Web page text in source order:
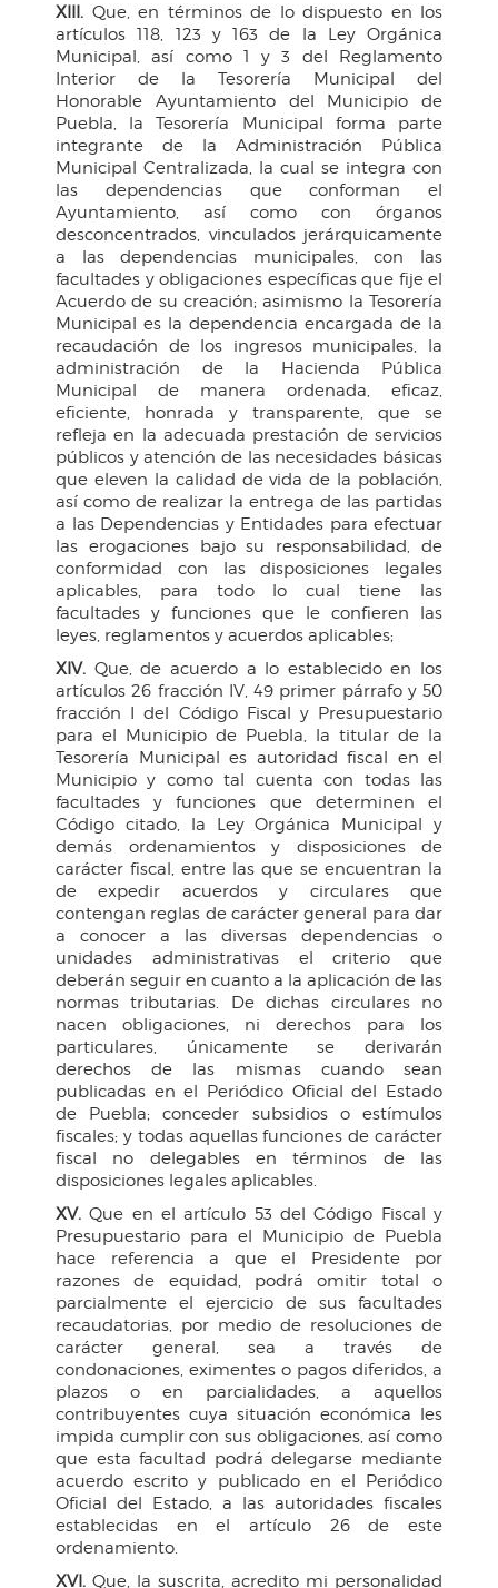
XIII. Que, en términos de lo dispuesto en los
artículos 118, 123 y 163 de la Ley Orgánica
Municipal, así como 1 y 3 del Reglamento
Interior de la Tesorería Municipal del
Honorable Ayuntamiento del Municipio de
Puebla, la Tesorería Municipal forma parte
integrante de la Administración Pública
Municipal Centralizada, la cual se integra con
las dependencias que conforman el
Ayuntamiento, así como con órganos
desconcentrados, vinculados jerárquicamente
a las dependencias municipales, con las
facultades y obligaciones específicas que fije el
Acuerdo de su creación; asimismo la Tesorería
Municipal es la dependencia encargada de la
recaudación de los ingresos municipales, la
administración de la Hacienda Pública
Municipal de manera ordenada, eficaz,
eficiente, honrada y transparente, que se
refleja en la adecuada prestación de servicios
públicos y atención de las necesidades básicas
que eleven la calidad de vida de la población,
así como de realizar la entrega de las partidas
a las Dependencias y Entidades para efectuar
las erogaciones bajo su responsabilidad, de
conformidad con las disposiciones legales
aplicables, para todo lo cual tiene las
facultades y funciones que le confieren las
leyes, reglamentos y acuerdos aplicables;
XIV. Que, de acuerdo a lo establecido en los
artículos 26 fracción IV, 49 primer párrafo y 50
fracción I del Código Fiscal y Presupuestario
para el Municipio de Puebla, la titular de la
Tesorería Municipal es autoridad fiscal en el
Municipio y como tal cuenta con todas las
facultades y funciones que determinen el
Código citado, la Ley Orgánica Municipal y
demás ordenamientos y disposiciones de
carácter fiscal, entre las que se encuentran la
de expedir acuerdos y circulares que
contengan reglas de carácter general para dar
a conocer a las diversas dependencias o
unidades administrativas el criterio que
deberán seguir en cuanto a la aplicación de las
normas tributarias. De dichas circulares no
nacen obligaciones, ni derechos para los
particulares, únicamente se derivarán
derechos de las mismas cuando sean
publicadas en el Periódico Oficial del Estado
de Puebla; conceder subsidios o estímulos
fiscales; y todas aquellas funciones de carácter
fiscal no delegables en términos de las
disposiciones legales aplicables.
XV. Que en el artículo 53 del Código Fiscal y
Presupuestario para el Municipio de Puebla
hace referencia a que el Presidente por
razones de equidad, podrá omitir total o
parcialmente el ejercicio de sus facultades
recaudatorias, por medio de resoluciones de
carácter general, sea a través de
condonaciones, eximentes o pagos diferidos, a
plazos o en parcialidades, a aquellos
contribuyentes cuya situación económica les
impida cumplir con sus obligaciones, así como
que esta facultad podrá delegarse mediante
acuerdo escrito y publicado en el Periódico
Oficial del Estado, a las autoridades fiscales
establecidas en el artículo 26 de este
ordenamiento.
XVI. Que, la suscrita, acredito mi personalidad